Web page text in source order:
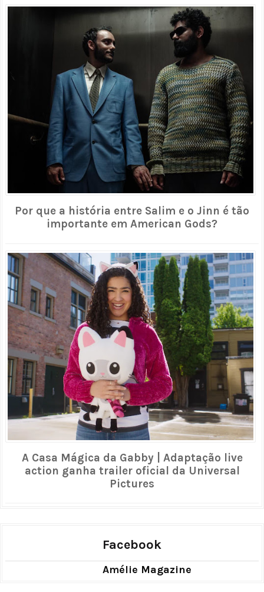
Por que a história entre Salim e o Jinn é tão
importante em American Gods?
A Casa Mágica da Gabby | Adaptação live
action ganha trailer oficial da Universal
Pictures
Facebook
Amélie Magazine